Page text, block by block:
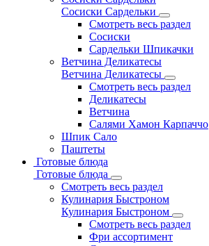
Сосиски Сардельки
Смотреть весь раздел
Сосиски
Сардельки Шпикачки
Ветчина Деликатесы
Ветчина Деликатесы
Смотреть весь раздел
Деликатесы
Ветчина
Салями Хамон Карпаччо
Шпик Сало
Паштеты
Готовые блюда
Готовые блюда
Смотреть весь раздел
Кулинария Быстроном
Кулинария Быстроном
Смотреть весь раздел
Фри ассортимент